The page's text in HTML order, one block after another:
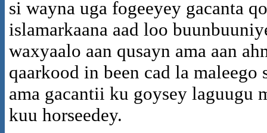
si wayna uga fogeeyey gacanta
islamarkaana aad loo
waxyaalo aan qusayn ama aan
qaarkood in been cad la
ama gacantii ku goysey laguugu
kuu horseedey.